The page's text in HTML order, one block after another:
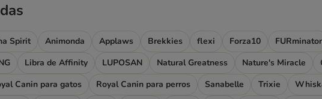
Spirit Animonda Applaws Brekkies flexi Forza10 FURminator
Libra de Affinity LUPOSAN Natural Greatness Nature's Miracle
Canin para gatos Royal Canin para perros Sanabelle Trixie